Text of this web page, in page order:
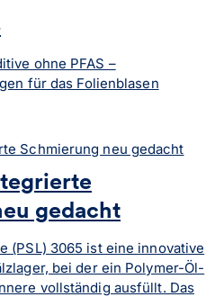
ohne PFAS –
für das Folienblasen
gedacht
(PSL) 3065 ist eine innovative
bei der ein Polymer-Öl-
vollständig ausfüllt. Das